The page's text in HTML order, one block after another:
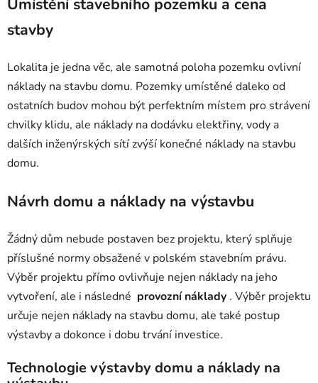
Umístění stavebního pozemku a cena
stavby
Lokalita je jedna věc, ale samotná poloha pozemku ovlivní
náklady na stavbu domu. Pozemky umístěné daleko od
ostatních budov mohou být perfektním místem pro strávení
chvilky klidu, ale náklady na dodávku elektřiny, vody a
dalších inženýrských sítí zvýší konečné náklady na stavbu
domu.
Návrh domu a náklady na výstavbu
Žádný dům nebude postaven bez projektu, který splňuje
příslušné normy obsažené v polském stavebním právu.
Výběr projektu přímo ovlivňuje nejen náklady na jeho
vytvoření, ale i následné provozní náklady . Výběr projektu
určuje nejen náklady na stavbu domu, ale také postup
výstavby a dokonce i dobu trvání investice.
Technologie výstavby domu a náklady na